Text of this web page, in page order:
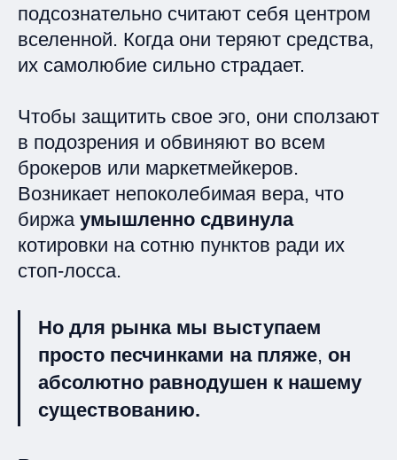
подсознательно считают себя центром
вселенной. Когда они теряют средства,
их самолюбие сильно страдает.
Чтобы защитить свое эго, они сползают
в подозрения и обвиняют во всем
брокеров или маркетмейкеров.
Возникает непоколебимая вера, что
биржа умышленно сдвинула
котировки на сотню пунктов ради их
стоп-лосса.
Но для рынка мы выступаем
просто песчинками на пляже, он
абсолютно равнодушен к нашему
существованию.